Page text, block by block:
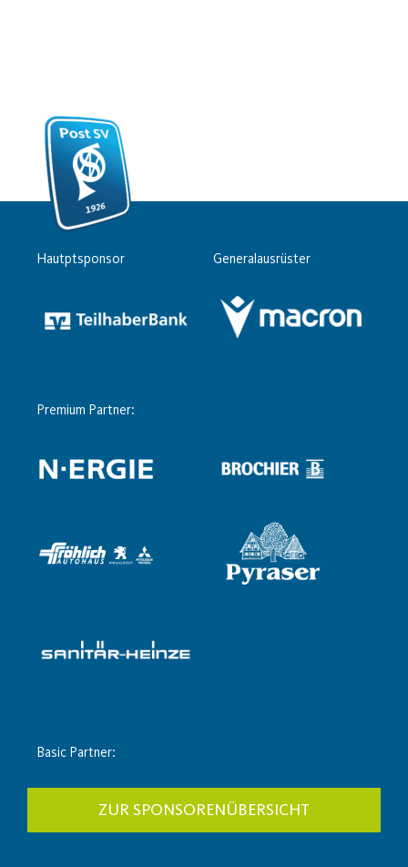
Hautptsponsor Generalausrüster
Premium Partner:
Basic Partner:
ZUR SPONSORENÜBERSICHT